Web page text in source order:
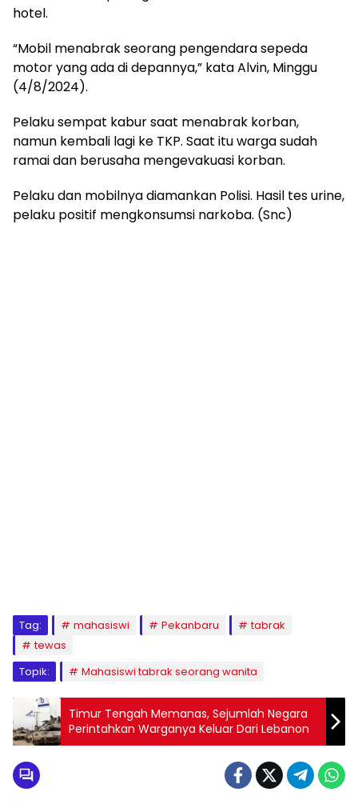
hotel.
“Mobil menabrak seorang pengendara sepeda
motor yang ada di depannya,” kata Alvin, Minggu
(4/8/2024).
Pelaku sempat kabur saat menabrak korban,
namun kembali lagi ke TKP. Saat itu warga sudah
ramai dan berusaha mengevakuasi korban.
Pelaku dan mobilnya diamankan Polisi. Hasil tes urine,
pelaku positif mengkonsumsi narkoba. (Snc)
Tag: mahasiswi Pekanbaru
tabrak
tewas
Topik:
Mahasiswi tabrak seorang wanita
Timur Tengah Memanas, Sejumlah Negara
Perintahkan Warganya Keluar Dari Lebanon